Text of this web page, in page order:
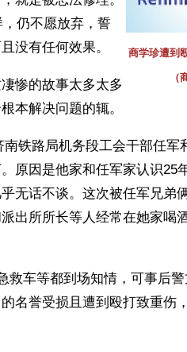
商学珍遭到
（
仍不愿放弃，誓
没有任何效果。
惨的故事太多太多
本解决问题的辄。
铁路局机务段工会干部任军
原因是他家和任军家认识25
无话不谈。这次被任军兄弟
出所所长等人经常在她家喝
救车等都到场知情，可事后
名誉受损且遭到殴打致重伤